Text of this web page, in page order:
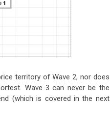
territory of Wave 2, nor does
Wave 3 can never be the
(which is covered in the next